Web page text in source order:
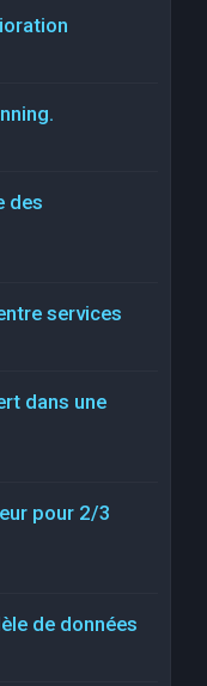
des
services
dans une
pour 2/3
de données